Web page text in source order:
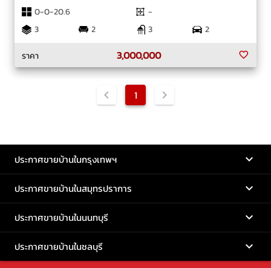
0-0-20.6
-
3
2 3
2
ราคา
3,000,000
1
ประกาศขายบ้านในกรุงเทพฯ
ประกาศขายบ้านในสมุทรปราการ
ประกาศขายบ้านในนนทบุรี
ประกาศขายบ้านในชลบุรี